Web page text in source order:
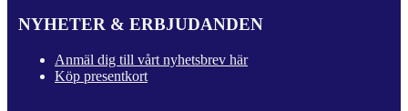
NYHETER & ERBJUDANDEN
Anmäl dig till vårt nyhetsbrev här
Köp presentkort